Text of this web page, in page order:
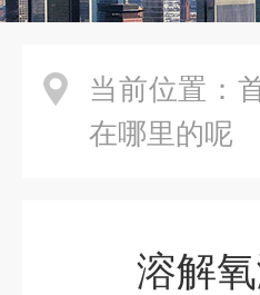
当前位置：
在哪里的呢
溶解